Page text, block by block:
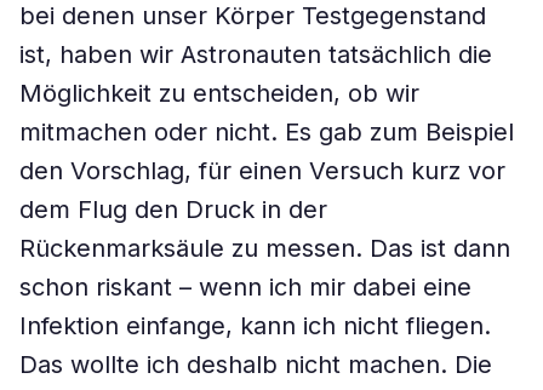
bei denen unser Körper Testgegenstand
ist, haben wir Astronauten tatsächlich die
Möglichkeit zu entscheiden, ob wir
mitmachen oder nicht. Es gab zum Beispiel
den Vorschlag, für einen Versuch kurz vor
dem Flug den Druck in der
Rückenmarksäule zu messen. Das ist dann
schon riskant – wenn ich mir dabei eine
Infektion einfange, kann ich nicht fliegen.
Das wollte ich deshalb nicht machen. Die